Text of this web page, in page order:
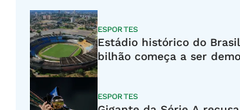
ESPORTES
Estádio histórico do
bilhão começa a ser
ESPORTES